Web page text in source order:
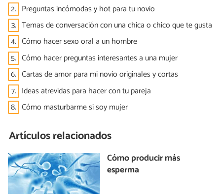
2. Preguntas incómodas y hot para tu novio
3. Temas de conversación con una chica o chico que te gusta
4. Cómo hacer sexo oral a un hombre
5. Cómo hacer preguntas interesantes a una mujer
6. Cartas de amor para mi novio originales y cortas
7. Ideas atrevidas para hacer con tu pareja
8. Cómo masturbarme si soy mujer
Artículos relacionados
Cómo producir más
esperma